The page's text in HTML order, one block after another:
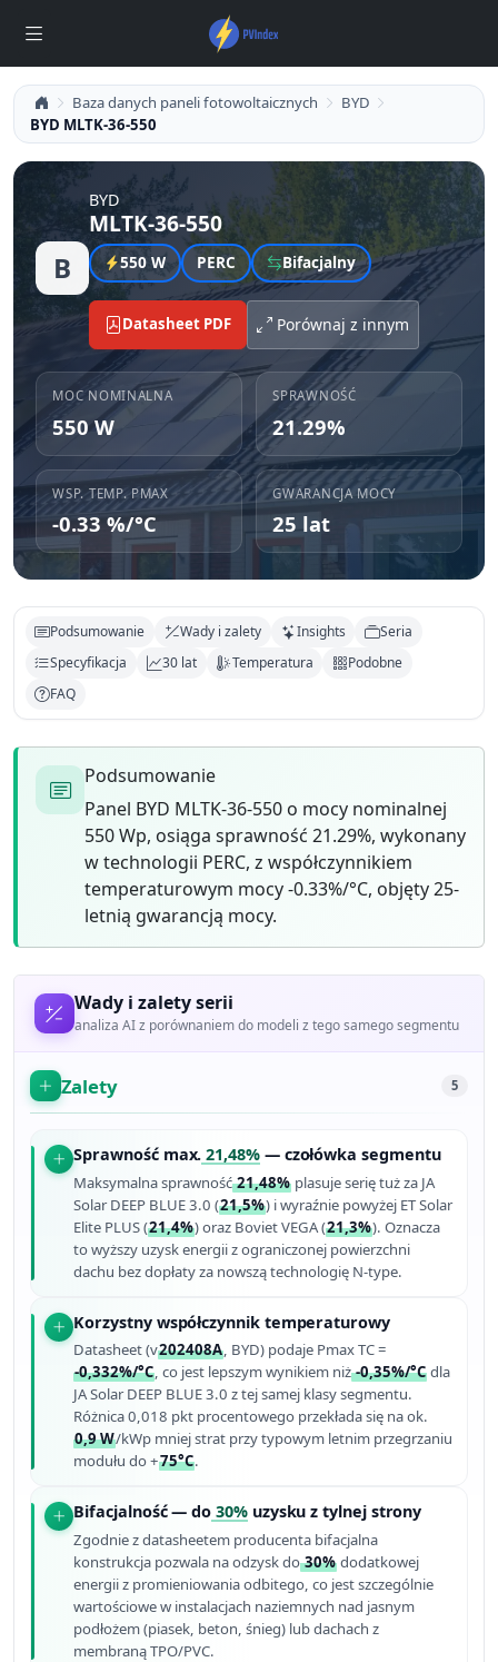
Baza danych paneli fotowoltaicznych
BYD
BYD MLTK-36-550
B
BYD
MLTK-36-550
550 W PERC Bifacjalny
Datasheet PDF Porównaj z innym
MOC NOMINALNA
550 W
SPRAWNOŚĆ
21.29%
WSP. TEMP. PMAX
-0.33 %/°C
GWARANCJA MOCY
25 lat
Podsumowanie Wady i zalety Insights
Seria
Specyfikacja
30 lat Temperatura
Podobne
FAQ
Podsumowanie
Panel BYD MLTK-36-550 o mocy nominalnej
550 Wp, osiąga sprawność 21.29%, wykonany
w technologii PERC, z współczynnikiem
temperaturowym mocy -0.33%/°C, objęty 25-
letnią gwarancją mocy.
Wady i zalety serii
analiza AI z porównaniem do modeli z tego samego segmentu
Zalety 5
Sprawność max. 21,48%— czołówka segmentu
Maksymalna sprawność21,48% plasuje serię tuż za JA
Solar DEEP BLUE 3.0 (21,5%) i wyraźnie powyżej ET Solar
Elite PLUS (21,4%) oraz Boviet VEGA (21,3%). Oznacza
to wyższy uzysk energii z ograniczonej powierzchni
dachu bez dopłaty za nowszą technologię N-type.
Korzystny współczynnik temperaturowy
Datasheet (v202408A, BYD) podaje Pmax TC =
-0,332%/°C, co jest lepszym wynikiem niż-0,35%/°C dla
JA Solar DEEP BLUE 3.0 z tej samej klasy segmentu.
Różnica 0,018 pkt procentowego przekłada się na ok.
0,9 W/kWp mniej strat przy typowym letnim przegrzaniu
modułu do +75°C.
Bifacjalność — do 30%uzysku z tylnej strony
Zgodnie z datasheetem producenta bifacjalna
konstrukcja pozwala na odzysk do30% dodatkowej
energii z promieniowania odbitego, co jest szczególnie
wartościowe w instalacjach naziemnych nad jasnym
podłożem (piasek, beton, śnieg) lub dachach z
membraną TPO/PVC.